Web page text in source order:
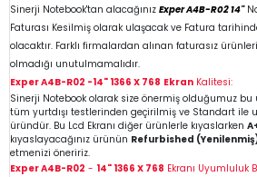
Sinerji Notebook'tan alacağınız Exper A4B-R0214"
Faturası Kesilmiş olarak ulaşacak ve Fatura
olacaktır. Farklı firmalardan alınan faturasız
olmadığı unutulmamalıdır.
Exper A4B-R02 -14" 1366 X 768 Ekran Kalitesi:
Sinerji Notebook olarak size önermiş olduğumuz bu
tüm yurtdışı testlerinden geçirilmiş ve Standart ile
üründür. Bu Lcd Ekranı diğer ürünlerle kıyaslarken
kıyaslayacağınız ürünün Refurbished
etmenizi öneririz.
Exper A4B-R02 - 14" 1366 X 768 Ekranı Uyumluluk